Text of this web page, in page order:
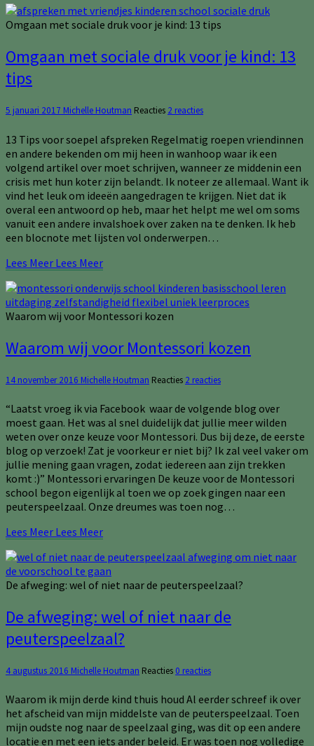
Omgaan met sociale druk voor je kind: 13 tips
Omgaan met sociale druk voor je kind: 13
tips
5 januari 2017 Michelle Houtman Reacties 2 reacties
13 Tips voor soepel afspreken Regelmatig roepen vriendinnen
en andere bekenden om mij heen in wanhoop waar ik een
volgend artikel over moet schrijven, wanneer ze middenin een
crisis met hun koter zijn belandt. Ik noteer ze allemaal. Want ik
vind het leuk om ideeën aangedragen te krijgen. Niet dat ik
overal een antwoord op heb, maar het helpt me wel om soms
vanuit een andere invalshoek over zaken na te denken. Ik heb
een blocnote met lijsten vol onderwerpen…
Lees Meer Lees Meer
Waarom wij voor Montessori kozen
Waarom wij voor Montessori kozen
14 november 2016 Michelle Houtman Reacties 2 reacties
“Laatst vroeg ik via Facebook waar de volgende blog over
moest gaan. Het was al snel duidelijk dat jullie meer wilden
weten over onze keuze voor Montessori. Dus bij deze, de eerste
blog op verzoek! Zat je voorkeur er niet bij? Ik zal veel vaker om
jullie mening gaan vragen, zodat iedereen aan zijn trekken
komt :)” Montessori ervaringen De keuze voor de Montessori
school begon eigenlijk al toen we op zoek gingen naar een
peuterspeelzaal. Onze dreumes was toen nog…
Lees Meer Lees Meer
De afweging: wel of niet naar de peuterspeelzaal?
De afweging: wel of niet naar de
peuterspeelzaal?
4 augustus 2016 Michelle Houtman Reacties 0 reacties
Waarom ik mijn derde kind thuis houd Al eerder schreef ik over
het afscheid van mijn middelste van de peuterspeelzaal. Toen
mijn oudste nog naar de speelzaal ging, was dit op een andere
locatie en met een iets ander beleid. Er was toen nog volledige